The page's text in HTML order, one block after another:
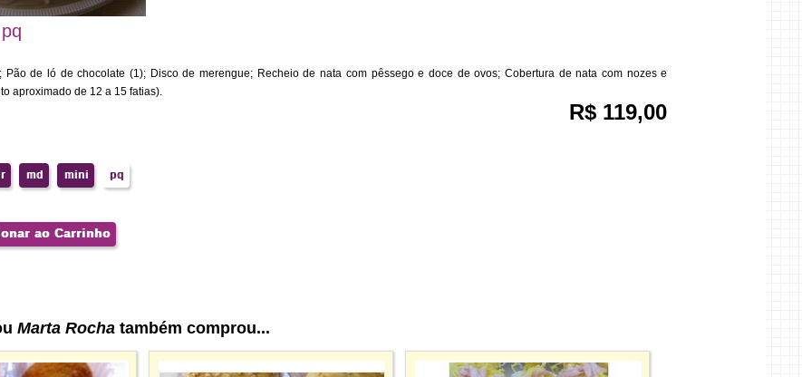
Pão de ló de chocolate (1); Disco de merengue; Recheio de nata com pêssego e doce de ovos; Cobertura de nata com nozes e
aproximado de 12 a 15 fatias).
R$ 119,00
md mini pq
ao Carrinho
Marta Rocha também comprou...